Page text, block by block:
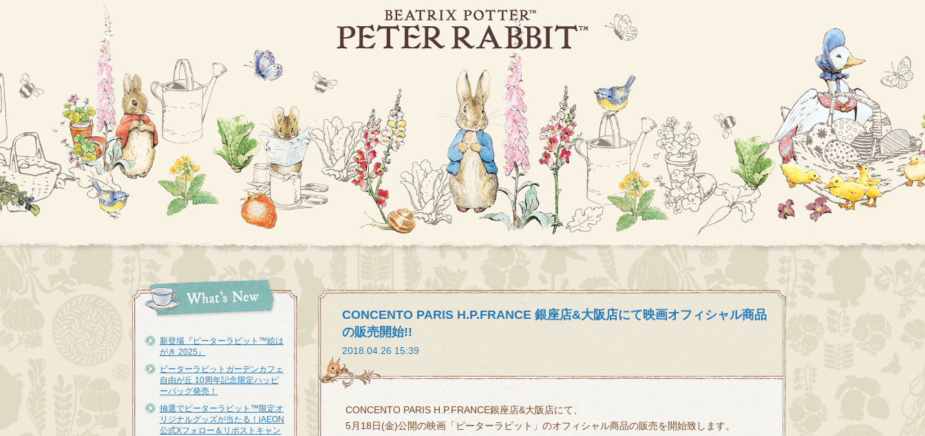
新登場『ピーターラビット™︎絵は
がき 2025』
ピーターラビットガーデンカフェ
自由が丘 10周年記念限定ハッピ
ーバッグ発売！
抽選でピーターラビット™限定オ
リジナルグッズが当たる！iAEON
公式Xフォロー＆リポストキャン
CONCENTO PARIS H.P.FRANCE 銀座店&大阪店にて映画オフィシャル商品
の販売開始!!
2018.04.26 15:39
CONCENTO PARIS H.P.FRANCE銀座店&大阪店にて、
5月18日(金)公開の映画「ピーターラビット」のオフィシャル商品の販売を開始致します。